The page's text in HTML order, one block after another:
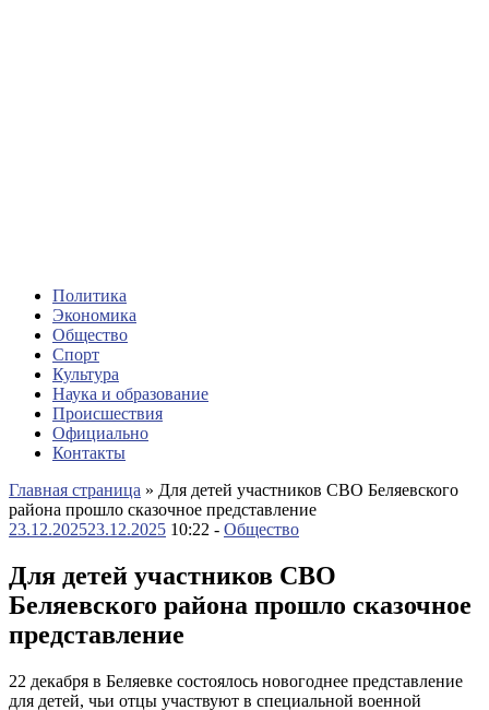
Политика
Экономика
Общество
Спорт
Культура
Наука и образование
Происшествия
Официально
Контакты
Главная страница » Для детей участников СВО Беляевского
района прошло сказочное представление
23.12.202523.12.2025 10:22 - Общество
Для детей участников СВО
Беляевского района прошло сказочное
представление
22 декабря в Беляевке состоялось новогоднее представление
для детей, чьи отцы участвуют в специальной военной